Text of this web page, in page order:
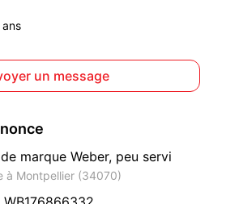
un message
marque Weber, peu servi
à Montpellier (34070)